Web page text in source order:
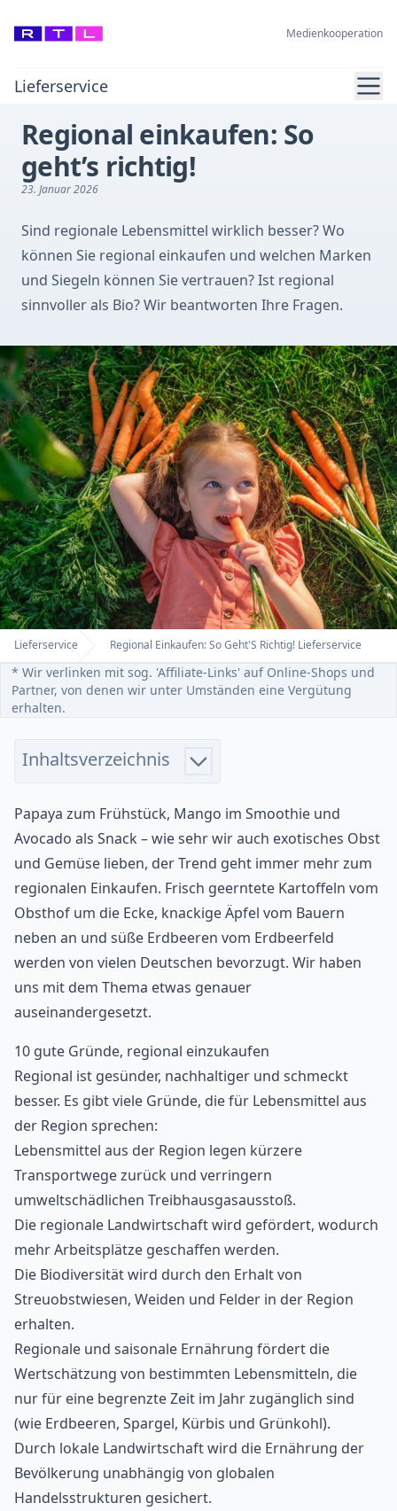
Medienkooperation
Lieferservice
Regional einkaufen: So
geht’s richtig!
23. Januar 2026
Sind regionale Lebensmittel wirklich besser? Wo
können Sie regional einkaufen und welchen Marken
und Siegeln können Sie vertrauen? Ist regional
sinnvoller als Bio? Wir beantworten Ihre Fragen.
Home
Lieferservice Regional Einkaufen: So Geht'S Richtig! Lieferservice
* Wir verlinken mit sog. 'Affiliate-Links' auf Online-Shops und
Partner, von denen wir unter Umständen eine Vergütung
erhalten.
Papaya zum Frühstück, Mango im Smoothie und
Avocado als Snack – wie sehr wir auch exotisches Obst
und Gemüse lieben, der Trend geht immer mehr zum
regionalen Einkaufen. Frisch geerntete Kartoffeln vom
Obsthof um die Ecke, knackige Äpfel vom Bauern
neben an und süße Erdbeeren vom Erdbeerfeld
werden von vielen Deutschen bevorzugt. Wir haben
uns mit dem Thema etwas genauer
auseinandergesetzt.
10 gute Gründe, regional einzukaufen
Regional ist gesünder, nachhaltiger und schmeckt
besser. Es gibt viele Gründe, die für Lebensmittel aus
der Region sprechen:
Lebensmittel aus der Region legen kürzere
Transportwege zurück und verringern
umweltschädlichen Treibhausgasausstoß.
Die regionale Landwirtschaft wird gefördert, wodurch
mehr Arbeitsplätze geschaffen werden.
Die Biodiversität wird durch den Erhalt von
Streuobstwiesen, Weiden und Felder in der Region
erhalten.
Regionale und saisonale Ernährung fördert die
Wertschätzung von bestimmten Lebensmitteln, die
nur für eine begrenzte Zeit im Jahr zugänglich sind
(wie Erdbeeren, Spargel, Kürbis und Grünkohl).
Durch lokale Landwirtschaft wird die Ernährung der
Bevölkerung unabhängig von globalen
Handelsstrukturen gesichert.
Inhaltsverzeichnis